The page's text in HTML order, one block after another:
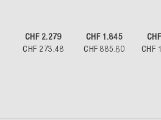
CHF 2.279
CHF 273.48
CHF 1.845
CHF 885.60
CHF